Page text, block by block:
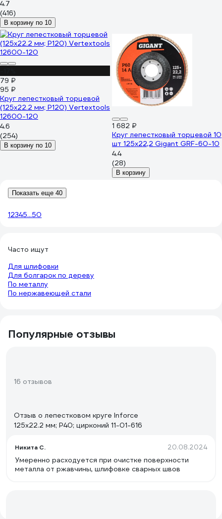
4603347337936
4.7
(416)
В корзину по 10
79 ₽
95 ₽
Круг лепестковый торцевой
(125х22.2 мм; Р120) Vertextools
12600-120
4.6
(254)
В корзину по 10
1 682 ₽
Круг лепестковый торцевой 10
шт 125x22,2 Gigant GRF-60-10
4.4
(28)
В корзину
Показать еще 40
12345...50
Часто ищут
Для шлифовки
Для болгарок по дереву
По металлу
По нержавеющей стали
Популярные отзывы
16 отзывов
Отзыв о лепестковом круге Inforce
125x22.2 мм; P40; цирконий 11-01-616
Никита С. 20.08.2024
Умеренно расходуется при очистке поверхности
металла от ржавчины, шлифовке сварных швов